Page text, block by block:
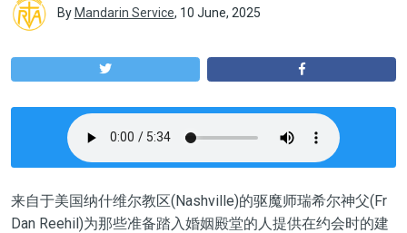
By Mandarin Service, 10 June, 2025
来自于美国纳什维尔教区(Nashville)的驱魔师瑞希尔神父(Fr
Dan Reehil)为那些准备踏入婚姻殿堂的人提供在约会时的建